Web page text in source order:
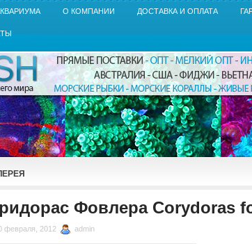
О КОМПАНИИ ДОСТАВКА И ОПЛАТА
Фовлера Corydoras
февраля, 2012 admin